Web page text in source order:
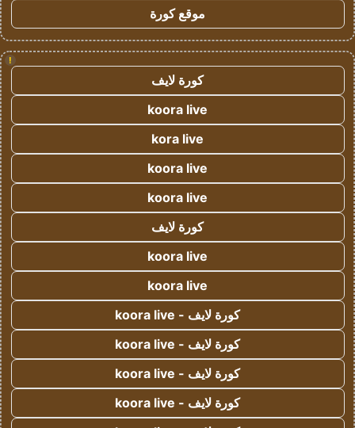
موقع كورة
!
كورة لايف
koora live
kora live
koora live
koora live
كورة لايف
koora live
koora live
كورة لايف - koora live
كورة لايف - koora live
كورة لايف - koora live
كورة لايف - koora live